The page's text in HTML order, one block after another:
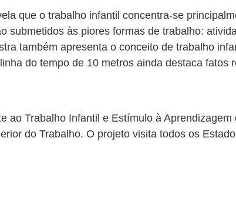
que o trabalho infantil concentra-se
submetidos às piores formas de trabalho:
também apresenta o conceito de trabalho
do tempo de 10 metros ainda destaca fatos
ao Trabalho Infantil e Estímulo à
do Trabalho. O projeto visita todos os